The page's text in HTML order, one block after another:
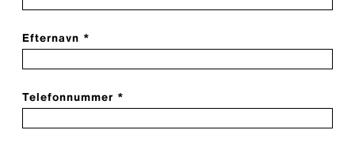
Efternavn *
Telefonnummer *